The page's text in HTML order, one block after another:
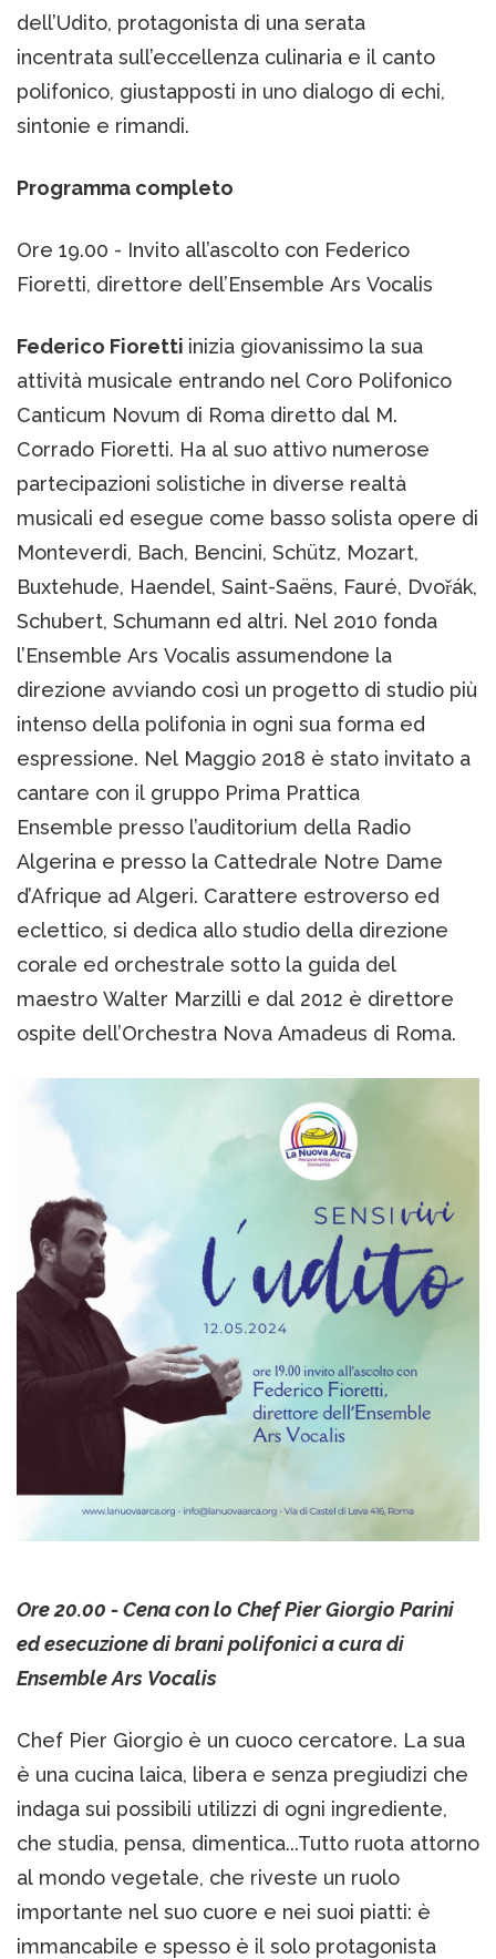
dell’Udito, protagonista di una serata
incentrata sull’eccellenza culinaria e il canto
polifonico, giustapposti in uno dialogo di echi,
sintonie e rimandi.
Programma completo
Ore 19.00 - Invito all’ascolto con Federico
Fioretti, direttore dell’Ensemble Ars Vocalis
Federico Fioretti inizia giovanissimo la sua
attività musicale entrando nel Coro Polifonico
Canticum Novum di Roma diretto dal M.
Corrado Fioretti. Ha al suo attivo numerose
partecipazioni solistiche in diverse realtà
musicali ed esegue come basso solista opere di
Monteverdi, Bach, Bencini, Schütz, Mozart,
Buxtehude, Haendel, Saint-Saëns, Fauré, Dvořák,
Schubert, Schumann ed altri. Nel 2010 fonda
l’Ensemble Ars Vocalis assumendone la
direzione avviando così un progetto di studio più
intenso della polifonia in ogni sua forma ed
espressione. Nel Maggio 2018 è stato invitato a
cantare con il gruppo Prima Prattica
Ensemble presso l’auditorium della Radio
Algerina e presso la Cattedrale Notre Dame
d’Afrique ad Algeri. Carattere estroverso ed
eclettico, si dedica allo studio della direzione
corale ed orchestrale sotto la guida del
maestro Walter Marzilli e dal 2012 è direttore
ospite dell’Orchestra Nova Amadeus di Roma.
Ore 20.00 - Cena con lo Chef Pier Giorgio Parini
ed esecuzione di brani polifonici a cura di
Ensemble Ars Vocalis
Chef Pier Giorgio è un cuoco cercatore. La sua
è una cucina laica, libera e senza pregiudizi che
indaga sui possibili utilizzi di ogni ingrediente,
che studia, pensa, dimentica...Tutto ruota attorno
al mondo vegetale, che riveste un ruolo
importante nel suo cuore e nei suoi piatti: è
immancabile e spesso è il solo protagonista